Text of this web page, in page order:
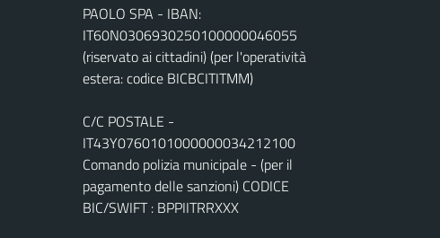
PAOLO SPA - IBAN:
IT60N0306930250100000046055
(riservato ai cittadini) (per l'operatività
estera: codice BICBCITITMM)
C/C POSTALE -
IT43Y0760101000000034212100
Comando polizia municipale - (per il
pagamento delle sanzioni) CODICE
BIC/SWIFT : BPPIITRRXXX